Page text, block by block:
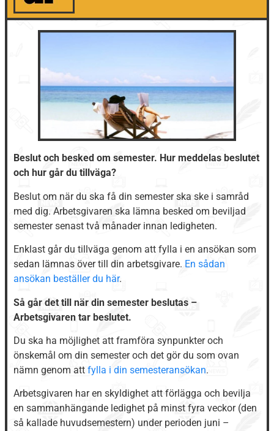
Beslut och besked om semester. Hur meddelas beslutet
och hur går du tillväga?
Beslut om när du ska få din semester ska ske i samråd
med dig. Arbetsgivaren ska lämna besked om beviljad
semester senast två månader innan ledigheten.
Enklast går du tillväga genom att fylla i en ansökan som
sedan lämnas över till din arbetsgivare. En sådan
ansökan beställer du här.
Så går det till när din semester beslutas –
Arbetsgivaren tar beslutet.
Du ska ha möjlighet att framföra synpunkter och
önskemål om din semester och det gör du som ovan
nämn genom att fylla i din semesteransökan.
Arbetsgivaren har en skyldighet att förlägga och bevilja
en sammanhängande ledighet på minst fyra veckor (den
så kallade huvudsemestern) under perioden juni –